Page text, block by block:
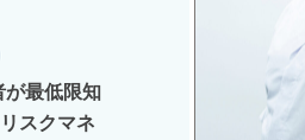
が最低限知
スクマネ